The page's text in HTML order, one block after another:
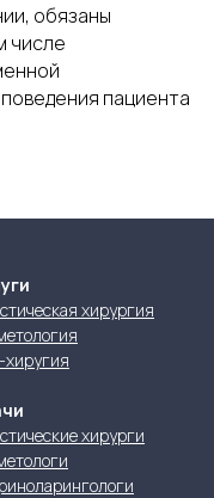
обязаны
числе
пациента
хирургия
хиругия
хирурги